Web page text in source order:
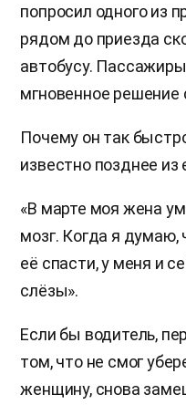
попросил одного из
рядом до приезда
автобусу.
мгновенное решение
Почему он так
известно позднее из
«В марте моя жена
мозг. Когда я думаю,
её спасти, у меня и
слёзы».
Если бы водитель,
том, что не смог
женщину, снова